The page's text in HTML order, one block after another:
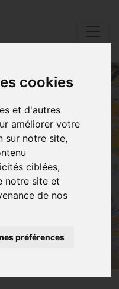
cookies
et d'autres
améliorer votre
sur notre site,
ciblées,
notre site et
de nos
préférences
UN